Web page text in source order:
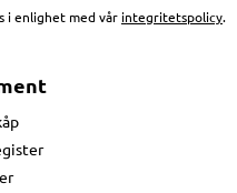
i enlighet med vår integritetspolicy.